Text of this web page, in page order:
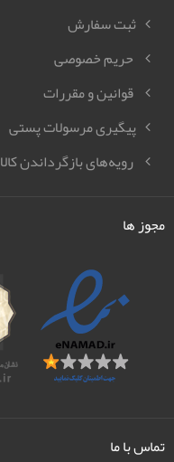
ثبت سفارش
حریم خصوصی
قوانین و مقررات
پیگیری مرسولات پستی
رویه‌های بازگرداندن کالا
مجوز ها
تماس با ما